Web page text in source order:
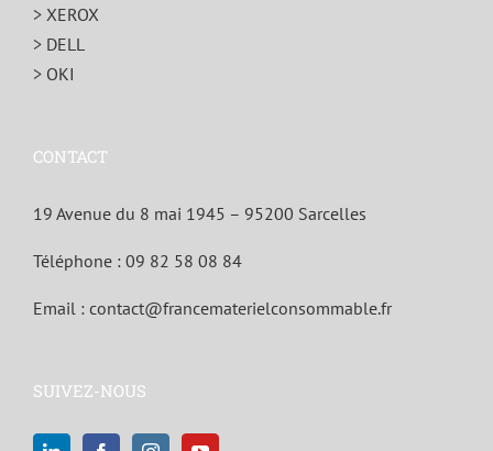
> XEROX
> DELL
> OKI
CONTACT
19 Avenue du 8 mai 1945 – 95200 Sarcelles
Téléphone : 09 82 58 08 84
Email : contact@francematerielconsommable.fr
SUIVEZ-NOUS